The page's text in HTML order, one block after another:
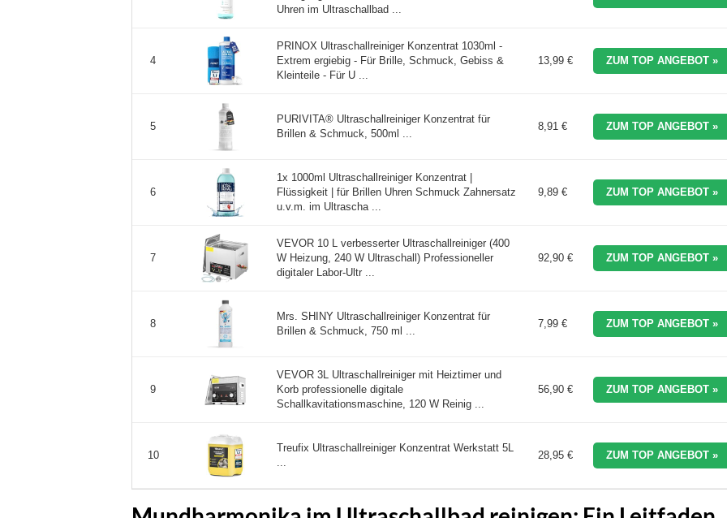
Uhren im Ultraschallbad ...
4
PRINOX Ultraschallreiniger Konzentrat 1030ml -
Extrem ergiebig - Für Brille, Schmuck, Gebiss &
Kleinteile - Für U ...
13,99 € ZUM TOP ANGEBOT »
5
PURIVITA® Ultraschallreiniger Konzentrat für
Brillen & Schmuck, 500ml ...
8,91 € ZUM TOP ANGEBOT »
6
1x 1000ml Ultraschallreiniger Konzentrat |
Flüssigkeit | für Brillen Uhren Schmuck Zahnersatz
u.v.m. im Ultrascha ...
9,89 € ZUM TOP ANGEBOT »
7
VEVOR 10 L verbesserter Ultraschallreiniger (400
W Heizung, 240 W Ultraschall) Professioneller
digitaler Labor-Ultr ...
92,90 € ZUM TOP ANGEBOT »
8
Mrs. SHINY Ultraschallreiniger Konzentrat für
Brillen & Schmuck, 750 ml ...
7,99 € ZUM TOP ANGEBOT »
9
VEVOR 3L Ultraschallreiniger mit Heiztimer und
Korb professionelle digitale
Schallkavitationsmaschine, 120 W Reinig ...
56,90 € ZUM TOP ANGEBOT »
10
Treufix Ultraschallreiniger Konzentrat Werkstatt 5L
...
28,95 € ZUM TOP ANGEBOT »